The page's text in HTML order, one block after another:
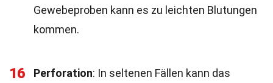
Gewebeproben kann es zu leichten Blutungen
kommen.
16 Perforation: In seltenen Fällen kann das